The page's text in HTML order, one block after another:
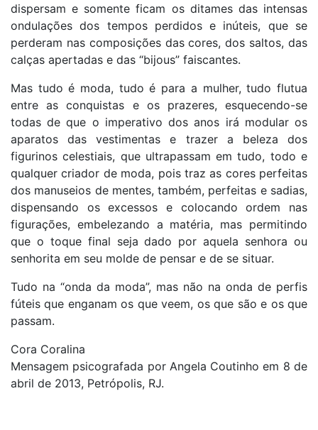
dispersam e somente ficam os ditames das intensas
ondulações dos tempos perdidos e inúteis, que se
perderam nas composições das cores, dos saltos, das
calças apertadas e das “bijous” faiscantes.
Mas tudo é moda, tudo é para a mulher, tudo flutua
entre as conquistas e os prazeres, esquecendo-se
todas de que o imperativo dos anos irá modular os
aparatos das vestimentas e trazer a beleza dos
figurinos celestiais, que ultrapassam em tudo, todo e
qualquer criador de moda, pois traz as cores perfeitas
dos manuseios de mentes, também, perfeitas e sadias,
dispensando os excessos e colocando ordem nas
figurações, embelezando a matéria, mas permitindo
que o toque final seja dado por aquela senhora ou
senhorita em seu molde de pensar e de se situar.
Tudo na “onda da moda”, mas não na onda de perfis
fúteis que enganam os que veem, os que são e os que
passam.
Cora Coralina
Mensagem psicografada por Angela Coutinho em 8 de
abril de 2013, Petrópolis, RJ.